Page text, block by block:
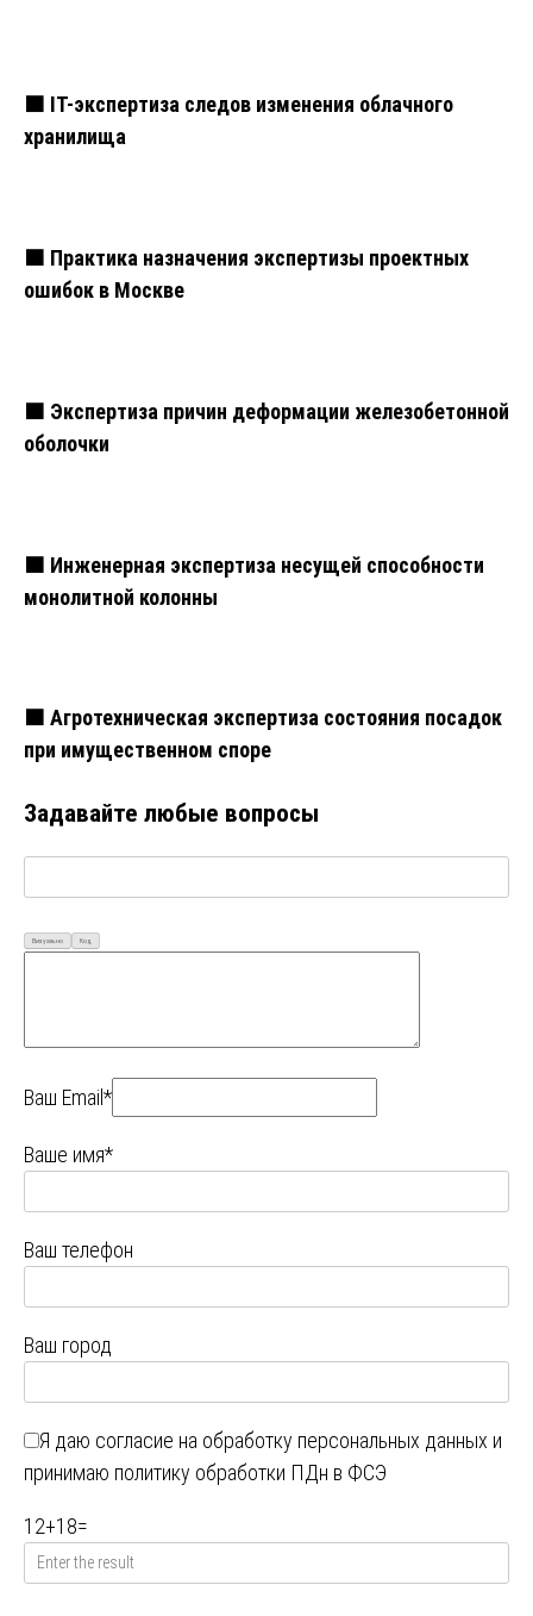
🟧 IT-экспертиза следов изменения облачного
хранилища
🟧 Практика назначения экспертизы проектных
ошибок в Москве
🟧 Экспертиза причин деформации железобетонной
оболочки
🟧 Инженерная экспертиза несущей способности
монолитной колонны
🟧 Агротехническая экспертиза состояния посадок
при имущественном споре
Задавайте любые вопросы
Визуально Код
Ваш Email*
Ваше имя*
Ваш телефон
Ваш город
Я даю согласие на обработку персональных данных и
принимаю политику обработки ПДн в ФСЭ
12+18=